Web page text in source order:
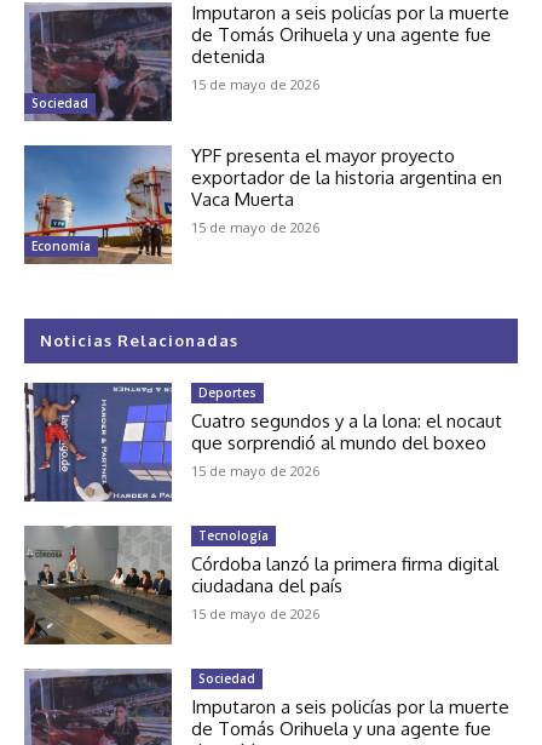
Sociedad
Imputaron a seis policías por la muerte
de Tomás Orihuela y una agente fue
detenida
15 de mayo de 2026
Economía
YPF presenta el mayor proyecto
exportador de la historia argentina en
Vaca Muerta
15 de mayo de 2026
Noticias Relacionadas
Deportes
Cuatro segundos y a la lona: el nocaut
que sorprendió al mundo del boxeo
15 de mayo de 2026
Tecnología
Córdoba lanzó la primera firma digital
ciudadana del país
15 de mayo de 2026
Sociedad
Imputaron a seis policías por la muerte
de Tomás Orihuela y una agente fue